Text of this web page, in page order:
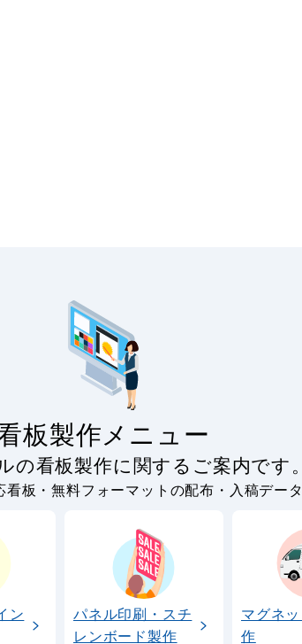
板製作メニュー
の看板製作に関するご案内です。
板・無料フォーマットの配布・入稿デー
ン
パネル印刷・スチ
レンボード製作
マグネ
作